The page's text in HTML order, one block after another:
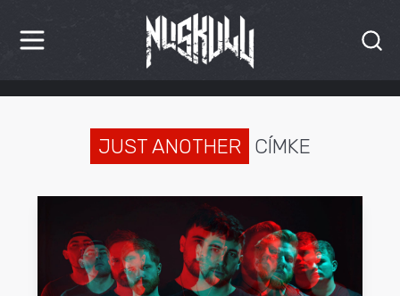
HÍREK
PREMIEREK
JUST ANOTHER CÍMKE